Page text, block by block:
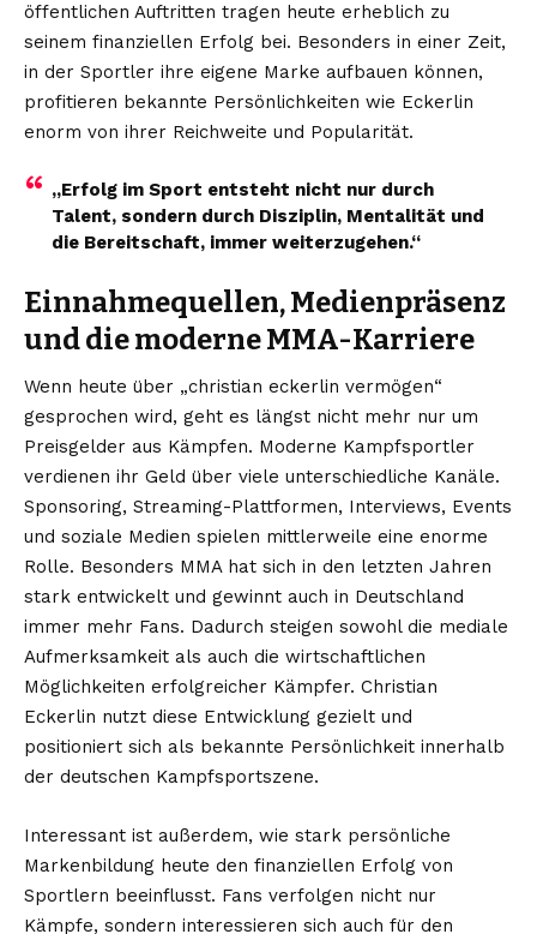
öffentlichen Auftritten tragen heute erheblich zu
seinem finanziellen Erfolg bei. Besonders in einer Zeit,
in der Sportler ihre eigene Marke aufbauen können,
profitieren bekannte Persönlichkeiten wie Eckerlin
enorm von ihrer Reichweite und Popularität.
„Erfolg im Sport entsteht nicht nur durch
Talent, sondern durch Disziplin, Mentalität und
die Bereitschaft, immer weiterzugehen.“
Einnahmequellen, Medienpräsenz
und die moderne MMA-Karriere
Wenn heute über „christian eckerlin vermögen“
gesprochen wird, geht es längst nicht mehr nur um
Preisgelder aus Kämpfen. Moderne Kampfsportler
verdienen ihr Geld über viele unterschiedliche Kanäle.
Sponsoring, Streaming-Plattformen, Interviews, Events
und soziale Medien spielen mittlerweile eine enorme
Rolle. Besonders MMA hat sich in den letzten Jahren
stark entwickelt und gewinnt auch in Deutschland
immer mehr Fans. Dadurch steigen sowohl die mediale
Aufmerksamkeit als auch die wirtschaftlichen
Möglichkeiten erfolgreicher Kämpfer. Christian
Eckerlin nutzt diese Entwicklung gezielt und
positioniert sich als bekannte Persönlichkeit innerhalb
der deutschen Kampfsportszene.
Interessant ist außerdem, wie stark persönliche
Markenbildung heute den finanziellen Erfolg von
Sportlern beeinflusst. Fans verfolgen nicht nur
Kämpfe, sondern interessieren sich auch für den